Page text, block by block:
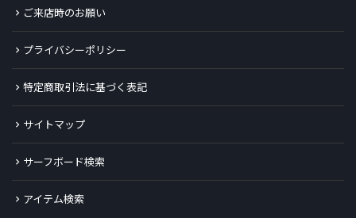
ご来店時のお願い
プライバシーポリシー
特定商取引法に基づく表記
サイトマップ
サーフボード検索
アイテム検索